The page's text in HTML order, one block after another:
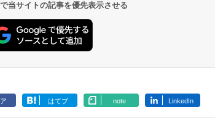
当サイトの記事を優先表示させる
はてブ note LinkedIn